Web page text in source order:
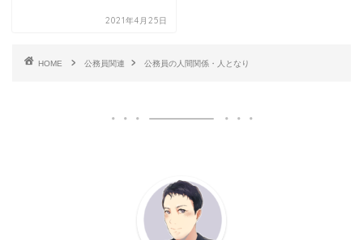
2021年4月25日
HOME 公務員関連 公務員の人間関係・人となり